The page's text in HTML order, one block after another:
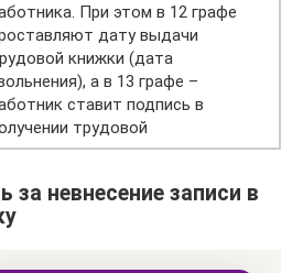
При этом в 12 графе
дату выдачи
книжки (дата
а в 13 графе –
ставит подпись в
трудовой
за невнесение записи в